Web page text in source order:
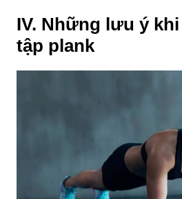
IV. Những lưu ý
tập plank